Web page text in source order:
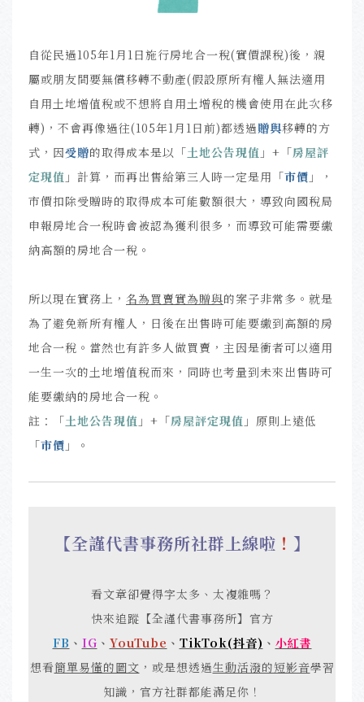
自從民過105年1月1日施行房地合一稅(實價課稅)後，親
屬或朋友間要無償移轉不動產(假設原所有權人無法適用
自用土地增值稅或不想將自用土增稅的機會使用在此次移
轉)，不會再像過往(105年1月1日前)都透過贈與移轉的方
式， 因受贈的取得成本是以「土地公告現值 」+ 「房屋評
定現值 」計算，而再出售給第三人時一定是用 「市價 」，
市價扣除受贈時的取得成本可能數額很大，導致向國稅局
申報房地合一稅時會被認為獲利很多，而導致可能需要繳
納高額的房地合一稅。
所以現在實務上， 名為買賣實為贈與的案子非常多。就是
為了避免新所有權人，日後在出售時可能要繳到高額的房
地合一稅。當然也有許多人做買賣，主因是衝者可以適用
一生一次的土地增值稅而來，同時也考量到未來出售時可
能要繳納的房地合一稅。
註：
「土地公告現值 」+ 「房屋評定現值 」原則上遠低
「市價 」。
【全謹代書事務所社群上線啦 ！ 】
看文章卻覺得字太多、太複雜嗎？
快來追蹤【全謹代書事務所】官方
FB 、 IG 、 YouTube 、 TikTok(抖音) 、 小紅書
想看簡單易懂的圖文 ，或是想透過生動活潑的短影音學習
知識，官方社群都能滿足你！